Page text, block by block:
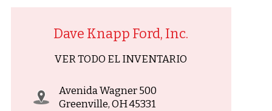
Dave Knapp Ford, Inc.
VER TODO EL INVENTARIO
Avenida Wagner 500
Greenville, OH 45331